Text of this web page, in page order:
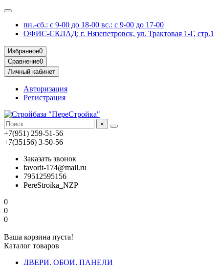
пн.-сб.: с 9-00 до 18-00 вс.: с 9-00 до 17-00
ОФИС-СКЛАД: г. Нязепетровск, ул. Трактовая 1-Г, стр.1
Избранное0
Сравнение0
Личный кабинет
Авторизация
Регистрация
×
+7(951) 259-51-56
+7(35156) 3-50-56
Заказать звонок
favorit-174@mail.ru
79512595156
PereStroika_NZP
0
0
0
Ваша корзина пуста!
Каталог товаров
ДВЕРИ, ОБОИ, ПАНЕЛИ